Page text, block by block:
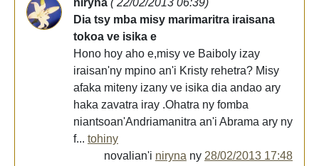
Dia tsy mba misy marimaritra iraisana
tokoa ve isika e
Hono hoy aho e,misy ve Baiboly izay
iraisan'ny mpino an'i Kristy rehetra? Misy
afaka miteny izany ve isika dia andao ary
haka zavatra iray .Ohatra ny fomba
niantsoan'Andriamanitra an'i Abrama ary ny
f... tohiny
novalian'i niryna ny 28/02/2013 17:48